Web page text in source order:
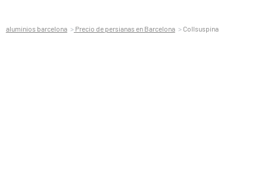
aluminios barcelona Precio de persianas en Barcelona Collsuspina